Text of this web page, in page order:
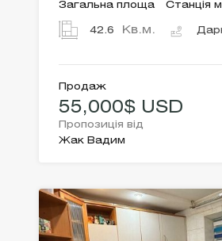
Загальна площа
42.6 Кв.м.
Станція
Продаж
55,000$ USD
Пропозиція від
Жак Вадим